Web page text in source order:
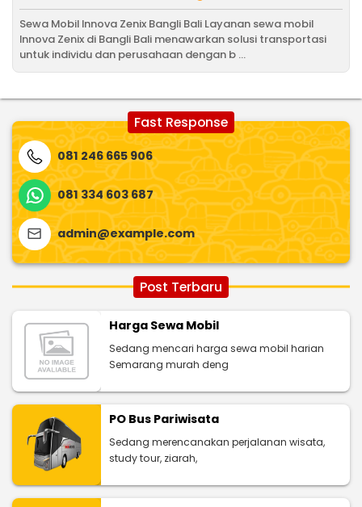
Sewa Mobil Innova Zenix Bangli Bali Layanan sewa mobil
Innova Zenix di Bangli Bali menawarkan solusi transportasi
untuk individu dan perusahaan dengan b ...
Fast Response
081 246 665 906
081 334 603 687
admin@example.com
Post Terbaru
Harga Sewa Mobil
Sedang mencari harga sewa mobil harian
Semarang murah deng
PO Bus Pariwisata
Sedang merencanakan perjalanan wisata,
study tour, ziarah,